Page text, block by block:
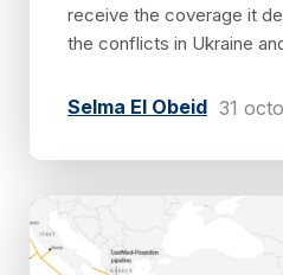
receive the coverage it
the conflicts in Ukraine
Selma El Obeid 31